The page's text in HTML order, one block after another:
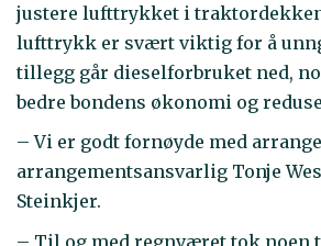
justere lufttrykket i
lufttrykk er svært viktig for å
tillegg går dieselforbruket ned,
bedre bondens økonomi og
– Vi er godt fornøyde med
arrangementsansvarlig Tonje
Steinkjer.
– Til og med regnværet tok noen